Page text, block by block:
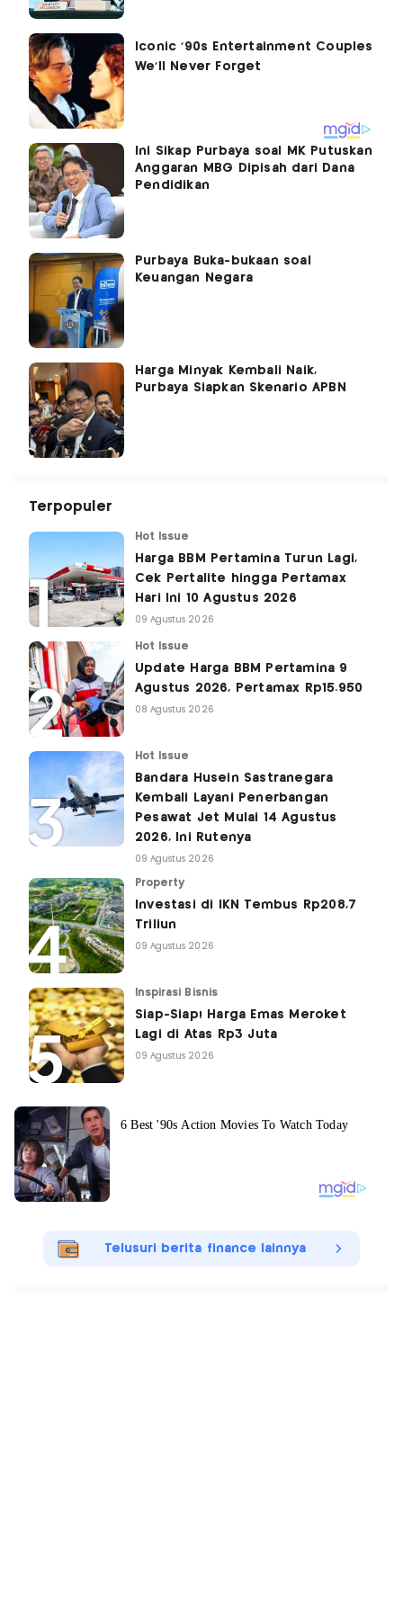
Ini Sikap Purbaya soal MK Putuskan
Anggaran MBG Dipisah dari Dana
Pendidikan
Purbaya Buka-bukaan soal
Keuangan Negara
Harga Minyak Kembali Naik,
Purbaya Siapkan Skenario APBN
Terpopuler
Hot Issue
Harga BBM Pertamina Turun Lagi,
Cek Pertalite hingga Pertamax
Hari Ini 10 Agustus 2026
09 Agustus 2026
Hot Issue
Update Harga BBM Pertamina 9
Agustus 2026, Pertamax Rp15.950
08 Agustus 2026
Hot Issue
Bandara Husein Sastranegara
Kembali Layani Penerbangan
Pesawat Jet Mulai 14 Agustus
2026, Ini Rutenya
09 Agustus 2026
Property
Investasi di IKN Tembus Rp208,7
Triliun
09 Agustus 2026
Inspirasi Bisnis
Siap-Siap! Harga Emas Meroket
Lagi di Atas Rp3 Juta
09 Agustus 2026
Telusuri berita finance lainnya